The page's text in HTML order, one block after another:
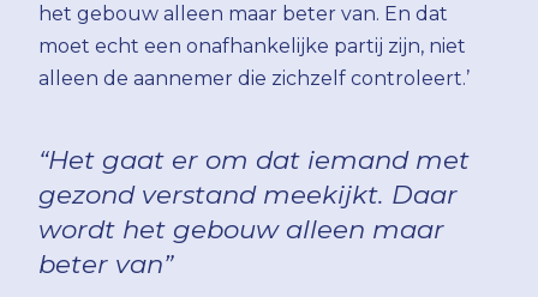
het gebouw alleen maar beter van. En dat
moet echt een onafhankelijke partij zijn, niet
alleen de aannemer die zichzelf controleert.’
“Het gaat er om dat iemand met
gezond verstand meekijkt. Daar
wordt het gebouw alleen maar
beter van”